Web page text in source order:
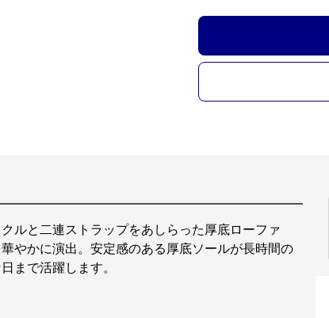
ルと二連ストラップをあしらった厚底ローファ
やかに演出。安定感のある厚底ソールが長時間の
まで活躍します。